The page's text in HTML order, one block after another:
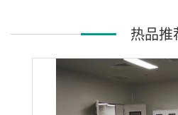
热品推